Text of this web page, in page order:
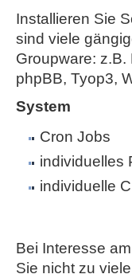
Installieren Sie
sind viele
Groupware:
phpBB, Tyop3,
System
Cron Jobs
individuelles
individuelle
Bei Interesse
Sie nicht zu